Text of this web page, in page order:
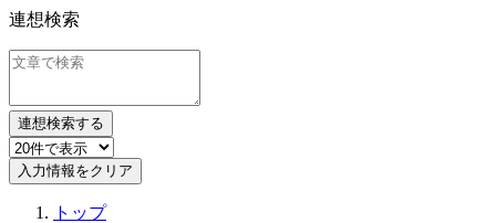
連想検索
連想検索する
入力情報をクリア
トップ